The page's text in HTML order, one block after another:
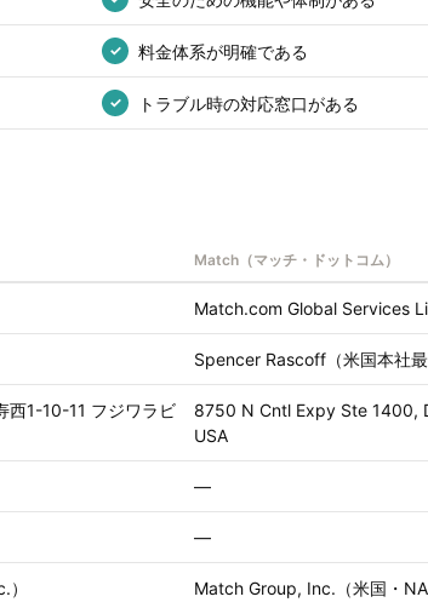
✓ 料金体系が明確である
✓ トラブル時の対応窓口がある
Match（マッチ・ドットコム）
Match.com Global Services
Spencer Rascoff（米国本社最
西1-10-11 フジワラビ
8750 N Cntl Expy Ste 1400,
USA
—
—
Match Group, Inc.（米国・